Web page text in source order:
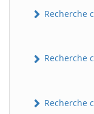
Recherche
Recherche
Recherche